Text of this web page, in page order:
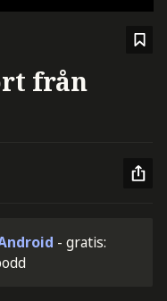
från
- gratis: